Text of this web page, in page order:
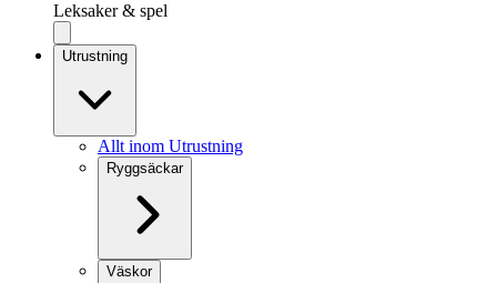
Leksaker & spel
Utrustning
Allt inom Utrustning
Ryggsäckar
Väskor